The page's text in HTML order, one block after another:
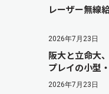
レーザー無線
2026年7月23日
阪大と立命大
プレイの小型
2026年7月23日